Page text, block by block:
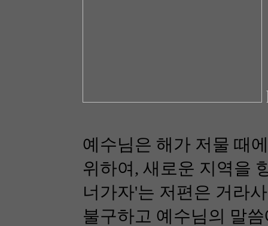
예수님은 해가 저물 때
위하여, 새로운 지역을
너가자'는 저편은 거라
불구하고 예수님의 말